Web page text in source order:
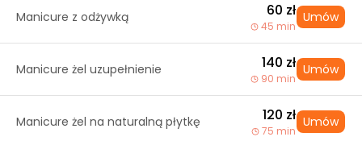
Manicure z odżywką 60 zł
45 min
Umów
Manicure żel uzupełnienie 140 zł
90 min
Umów
Manicure żel na naturalną płytkę 120 zł
75 min
Umów